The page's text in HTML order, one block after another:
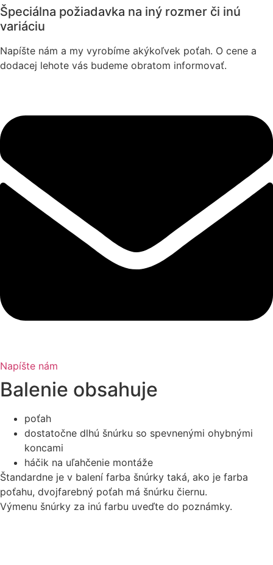
range:
1,90 €
2,00 €
has
variants.
The
Špeciálna požiadavka na iný rozmer či inú
variáciu
Napíšte nám a my vyrobíme akýkoľvek poťah. O cene a
dodacej lehote vás budeme obratom informovať.
Napíšte nám
Balenie obsahuje
poťah
dostatočne dlhú šnúrku so spevnenými ohybnými
koncami
háčik na uľahčenie montáže
Štandardne je v balení farba šnúrky taká, ako je farba
poťahu, dvojfarebný poťah má šnúrku čiernu.
Výmenu šnúrky za inú farbu uveďte do poznámky.